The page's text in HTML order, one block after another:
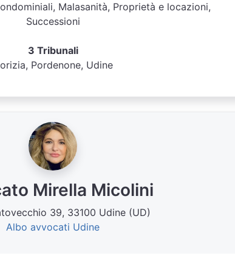
Malasanità, Proprietà e locazioni,
Successioni
3 Tribunali
Pordenone, Udine
Mirella Micolini
39, 33100 Udine (UD)
Albo avvocati Udine